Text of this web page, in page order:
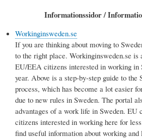
Informationssidor /
Workinginsweden.se
If you are thinking about moving to
to the right place. Workinginsweden.se
EU/EEA citizens interested in working in
year. Above is a step-by-step guide to the
process, which has become a lot easier
due to new rules in Sweden. The portal
advantages of a work life in Sweden. EU
citizens interested in working here for
find useful information about working